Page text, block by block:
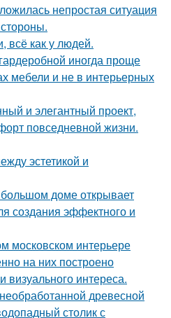
непростая ситуация
всё как у людей.
иногда проще
мебели и не в интерьерных
и элегантный проект,
повседневной жизни.
эстетикой и
доме открывает
создания эффектного и
московском интерьере
на них построено
интереса.
древесной
столик с